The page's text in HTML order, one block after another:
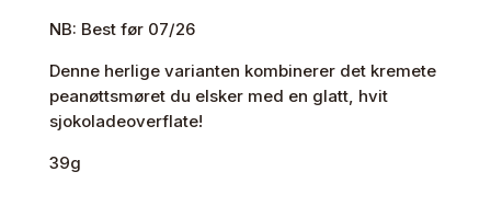
Peanut
NB: Best før 07/26
Denne herlige varianten kombinerer det kremete
peanøttsmøret du elsker med en glatt, hvit
sjokoladeoverflate!
39g